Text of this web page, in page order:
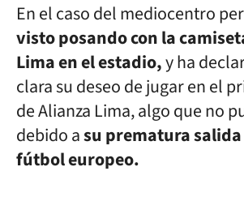
En el caso del mediocentro
visto posando con la
Lima en el estadio,y ha
clara su deseo de jugar en el
de Alianza Lima, algo que no
debido asu prematura
fútbol europeo.